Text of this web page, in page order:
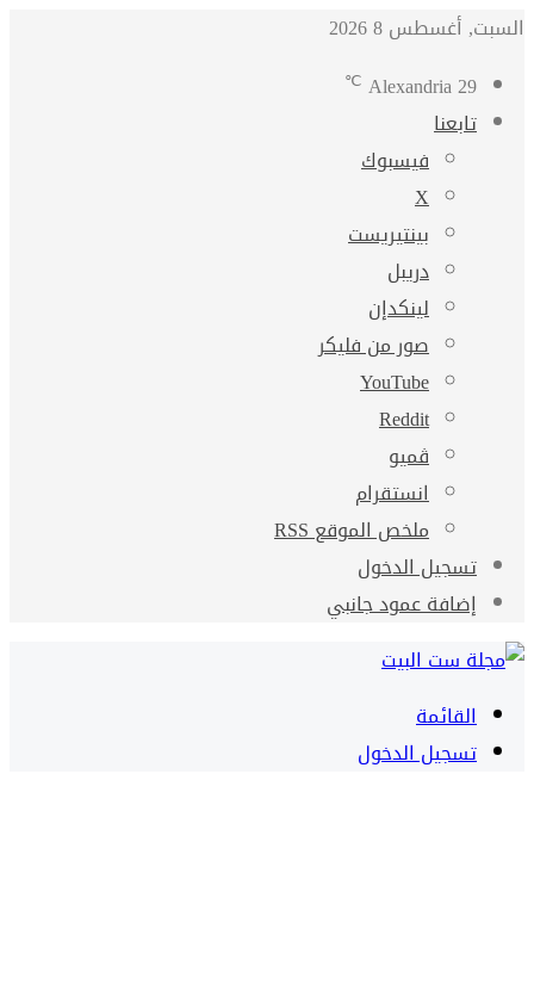
السبت, أغسطس 8 2026
Alexandria29
℃
تابعنا
فيسبوك
‫X
بينتيريست
دريبل
لينكدإن
صور من فليكر
‫YouTube
ڤميو
انستقرام
ملخص الموقع RSS
تسجيل الدخول
إضافة عمود جانبي
القائمة
تسجيل الدخول